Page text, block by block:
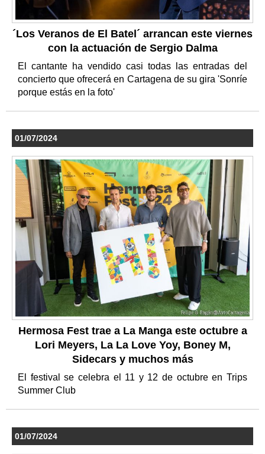
´Los Veranos de El Batel´ arrancan este viernes
con la actuación de Sergio Dalma
El cantante ha vendido casi todas las entradas del
concierto que ofrecerá en Cartagena de su gira 'Sonríe
porque estás en la foto'
01/07/2024
Hermosa Fest trae a La Manga este octubre a
Lori Meyers, La La Love Yoy, Boney M,
Sidecars y muchos más
El festival se celebra el 11 y 12 de octubre en Trips
Summer Club
01/07/2024